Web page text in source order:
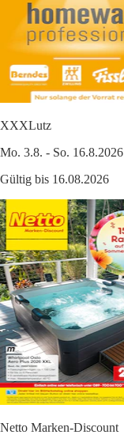
XXXLutz
Mo. 3.8. - So. 16.8.2026
Gültig bis 16.08.2026
Netto Marken-Discount